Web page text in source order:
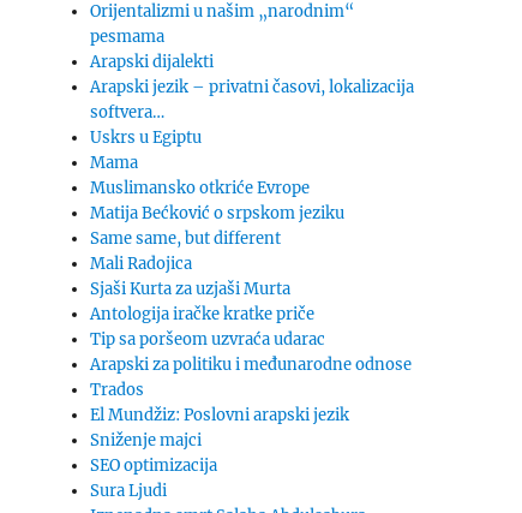
Orijentalizmi u našim „narodnim“
pesmama
Arapski dijalekti
Arapski jezik – privatni časovi, lokalizacija
softvera…
Uskrs u Egiptu
Mama
Muslimansko otkriće Evrope
Matija Bećković o srpskom jeziku
Same same, but different
Mali Radojica
Sjaši Kurta za uzjaši Murta
Antologija iračke kratke priče
Tip sa poršeom uzvraća udarac
Arapski za politiku i međunarodne odnose
Trados
El Mundžiz: Poslovni arapski jezik
Sniženje majci
SEO optimizacija
Sura Ljudi